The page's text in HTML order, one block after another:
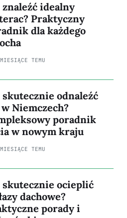
znaleźć idealny
Praktyczny
dla każdego
TEMU
skutecznie odnaleźć
Niemczech?
poradnik
w nowym kraju
TEMU
skutecznie ocieplić
dachowe?
porady i